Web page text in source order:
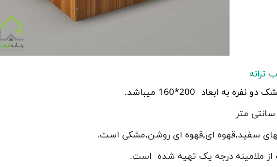
ابعاد 200*160 میباشد.
سفید,قهوه ای,قهوه ای روشن,مشکی است.
ملامینه درجه یک تهیه شده است.